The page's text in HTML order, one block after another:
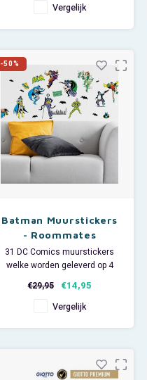
Vergelijk
-50%
Batman Muurstickers
- Roommates
31 DC Comics muurstickers
welke worden geleverd op 4
Afmeting per vel: ca 25 x 46
cm.
deze stoere muurstickers van
Batman! In de set zitten 31
€29,95 €14,95
Vergelijk